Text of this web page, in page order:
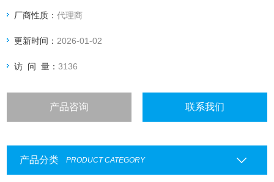
厂商性质：代理商
更新时间： 2026-01-02
访 问 量：3136
产品咨询 联系我们
产品分类 PRODUCT CATEGORY